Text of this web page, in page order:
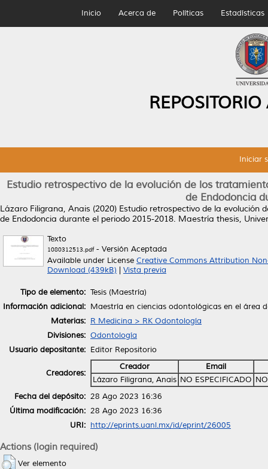
Inicio Acerca de Políticas Estadísticas
Iniciar
Estudio retrospectivo de la evolución de los
de Endodoncia
Lázaro Filigrana, Anais (2020) Estudio retrospectivo de la evolución
de Endodoncia durante el periodo 2015-2018. Maestría thesis,
Texto
1080312513.pdf- Versión Aceptada
Available under License Creative Commons Attribution
Download (439kB)
Vista previa
Tipo de elemento: Tesis (Maestría)
Información adicional: Maestría en ciencias odontológicas en el área
Materias: R Medicina > RK Odontología
Divisiones: Odontología
Usuario depositante: Editor Repositorio
Creadores:
Creador
Email
Lázaro Filigrana, Anais NO ESPECIFICADO
Fecha del depósito: 28 Ago 2023 16:36
Última modificación: 28 Ago 2023 16:36
URI: http://eprints.uanl.mx/id/eprint/26005
Actions (login required)
Ver elemento